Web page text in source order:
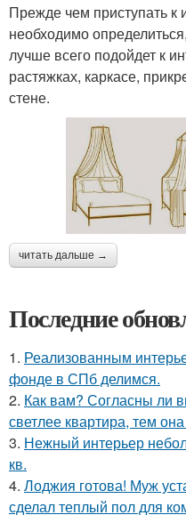
Прежде чем приступать к
необходимо
лучше всего подойдет к
растяжках, каркасе,
стене.
читать дальше →
Последние
1. Реализованным
фонде в СПб делимся.
2. Как вам? Согласны ли
светлее квартира, тем
3. Нежный интерьер
кв.
4. Лоджия готова! Муж
сделал теплый пол для